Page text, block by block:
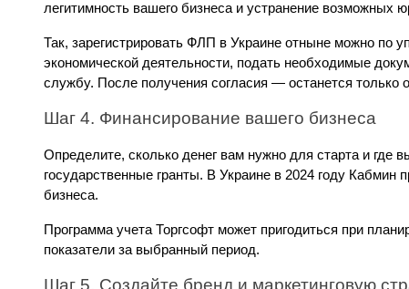
легитимность вашего бизнеса и устранение возможных
Так, зарегистрировать ФЛП в Украине отныне можно по
экономической деятельности, подать необходимые
службу. После получения согласия — останется только
Шаг 4. Финансирование вашего бизнеса
Определите, сколько денег вам нужно для старта и где
государственные гранты. В Украине в 2024 году
бизнеса.
Программа учета Торгсофт может пригодиться при
показатели за выбранный период.